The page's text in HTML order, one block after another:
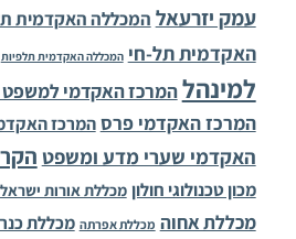
עמק יזרעאל המכללה האקדמית
האקדמית תל-חי המכללה האקדמית תלפיות
למינהלהמרכז האקדמי למשפט
המרכז האקדמי פרס המרכז
האקדמי שערי מדע ומשפט
מכון טכנולוגי חולון מכללת אורות ישראל
מכללת אחוה מכללת אפרתה מכללת